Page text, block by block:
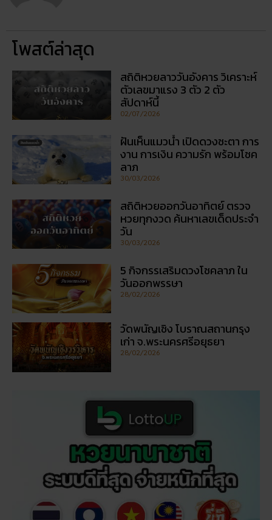
โพสต์ล่าสุด
สถิติหวยลาววันอังคาร วิเคราะห์
ตัวเลขมาแรง 3 ตัว 2 ตัว
สัปดาห์นี้
02/07/2026
ฝันเห็นแมวน้ำ เปิดดวงชะตา การ
งาน การเงิน ความรัก พร้อมโชค
ลาภ
30/03/2026
สถิติหวยออกวันอาทิตย์ ตรวจ
หวยทุกงวด ค้นหาเลขเด็ดประจำ
วัน
30/03/2026
5 กิจกรรเสริมดวงโชคลาภ ใน
วันออกพรรษา
28/02/2026
วัดพนัญเชิง โบราณสถานกรุง
เก่า จ.พระนครศรีอยุธยา
28/02/2026